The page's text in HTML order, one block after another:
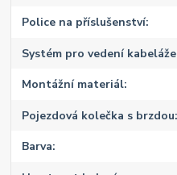
Police na příslušenství
Systém pro vedení kabeláže
Montážní materiál
Pojezdová kolečka s brzdou
Barva